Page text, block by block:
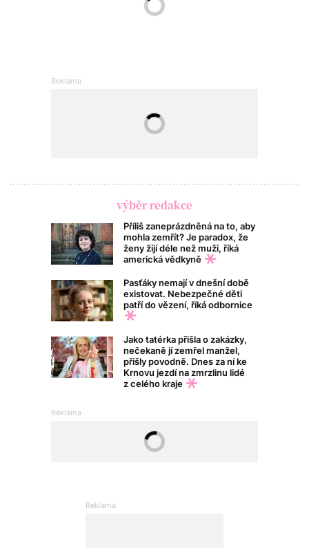
výběr redakce
Příliš zaneprázdněná na to, aby
mohla zemřít? Je paradox, že
ženy žijí déle než muži, říká
americká vědkyně
Pasťáky nemají v dnešní době
existovat. Nebezpečné děti
patří do vězení, říká odbornice
Jako tatérka přišla o zakázky,
nečekaně jí zemřel manžel,
přišly povodně. Dnes za ní ke
Krnovu jezdí na zmrzlinu lidé
z celého kraje